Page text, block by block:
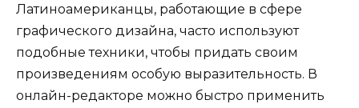
Латиноамериканцы, работающие в сфере
графического дизайна, часто используют
подобные техники, чтобы придать своим
произведениям особую выразительность. В
онлайн-редакторе можно быстро применить